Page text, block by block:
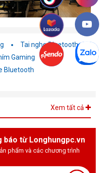
Tai nghe Bluetooth
Gaming
Bluetooth
Xem tất cả
báo từ Longhungpc.vn
phẩm và các chương trình